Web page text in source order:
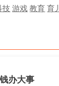
技游戏教育育
办大事